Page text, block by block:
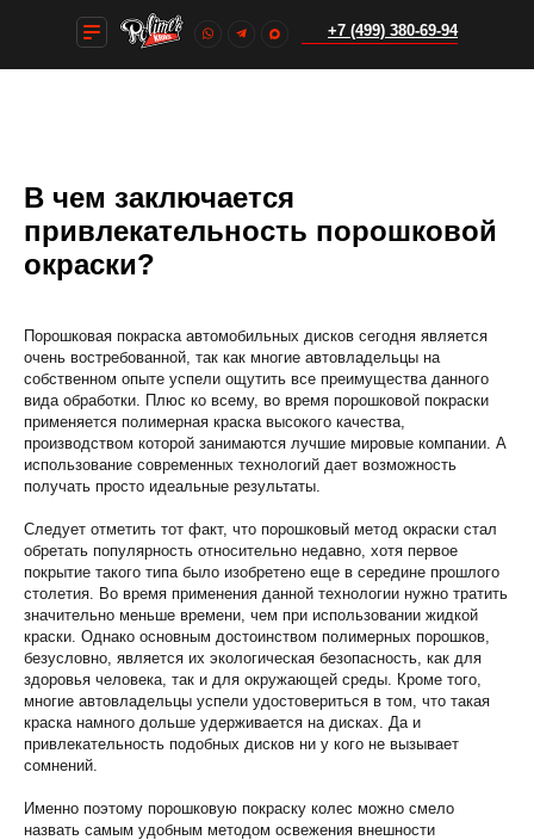
+7 (499) 380-69-94
+7 (499) 380-69-94
В чем заключается
привлекательность порошковой
окраски?
Порошковая покраска автомобильных дисков сегодня является
очень востребованной, так как многие автовладельцы на
собственном опыте успели ощутить все преимущества данного
вида обработки. Плюс ко всему, во время порошковой покраски
применяется полимерная краска высокого качества,
производством которой занимаются лучшие мировые компании. А
использование современных технологий дает возможность
получать просто идеальные результаты.
Следует отметить тот факт, что порошковый метод окраски стал
обретать популярность относительно недавно, хотя первое
покрытие такого типа было изобретено еще в середине прошлого
столетия. Во время применения данной технологии нужно тратить
значительно меньше времени, чем при использовании жидкой
краски. Однако основным достоинством полимерных порошков,
безусловно, является их экологическая безопасность, как для
здоровья человека, так и для окружающей среды. Кроме того,
многие автовладельцы успели удостовериться в том, что такая
краска намного дольше удерживается на дисках. Да и
привлекательность подобных дисков ни у кого не вызывает
сомнений.
Именно поэтому порошковую покраску колес можно смело
назвать самым удобным методом освежения внешности